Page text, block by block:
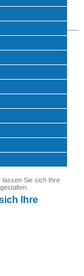
lassen Sie sich Ihre
Ihre